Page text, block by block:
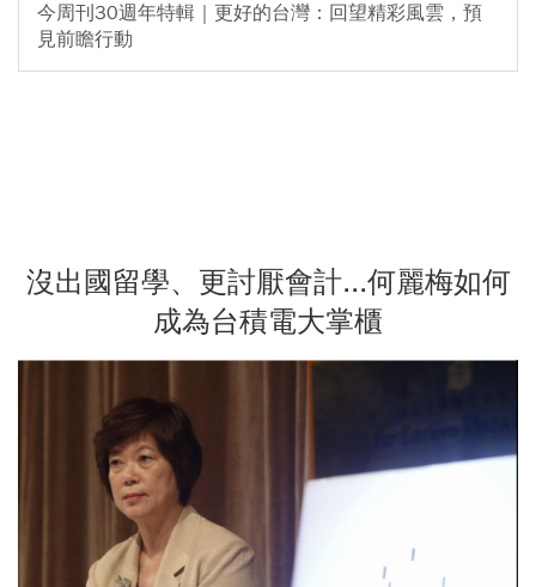
今周刊30週年特輯｜更好的台灣：回望精彩風雲，預
見前瞻行動
沒出國留學、更討厭會計...何麗梅如何
成為台積電大掌櫃